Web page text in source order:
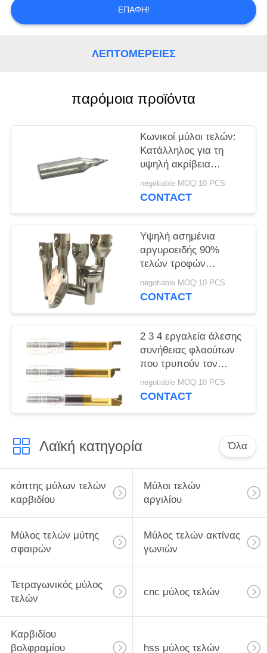
ΖΗΤΉΣΤΕ
ΈΝΑ
ΑΠΌΣΠΑΣΜΑ
PRIVACY
ΕΠΑΦΉ!
ΛΕΠΤΟΜΈΡΕΙΕΣ
παρόμοια προϊόντα
Κωνικοί μύλοι τελών:
Κατάλληλος για τη
υψηλή ακρίβεια
χαλκού χυτοσιδήρου
επεξεργασίας
negotiable MOQ:10 PCS
CONTACT
Υψηλή ασημένια
αργυροειδής 90%
τελών τροφών
καταχωρήσιμη
εξωτερική γυρίζοντας
negotiable MOQ:10 PCS
CONTACT
2 3 4 εργαλεία άλεσης
συνήθειας φλαούτων
που τρυπούν τον
κόπτη για την κοπή
ανοξείδωτο Steelc
negotiable MOQ:10 PCS
CONTACT
Λαϊκή κατηγορία Όλα
κόπτης μύλων τελών
καρβιδίου
Μύλοι τελών
αργιλίου
Μύλος τελών μύτης
σφαιρών
Μύλος τελών ακτίνας
γωνιών
Τετραγωνικός μύλος
τελών
cnc μύλος τελών
Καρβιδίου
βολφραμίου
hss μύλος τελών